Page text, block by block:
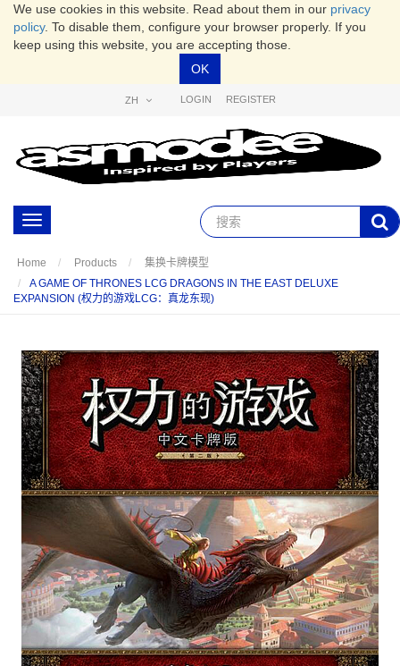
We use cookies in this website. Read about them in our privacy
policy. To disable them, configure your browser properly. If you
keep using this website, you are accepting those.
OK
ZH LOGIN REGISTER
Toggle
navigation
Home Products
集换卡牌模型
A GAME OF THRONES LCG DRAGONS IN THE EAST DELUXE
EXPANSION (权力的游戏LCG：真龙东现)